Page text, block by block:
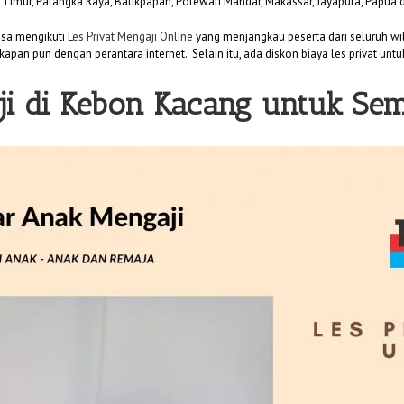
mengikuti Les Privat Mengaji Online yang menjangkau peserta dari seluruh
pun dengan perantara internet. Selain itu, ada diskon biaya les privat
di Kebon Kacang untuk